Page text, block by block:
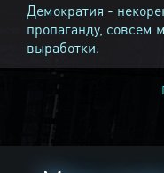
Демократия -
пропаганду, совсем
выработки.